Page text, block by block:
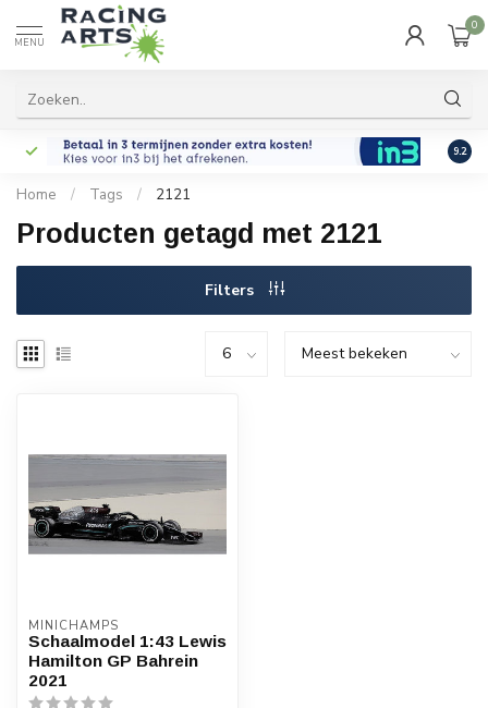
MENU
0
9.2
Home / Tags / 2121
Producten getagd met 2121
Filters
MINICHAMPS
Schaalmodel 1:43 Lewis
Hamilton GP Bahrein
2021